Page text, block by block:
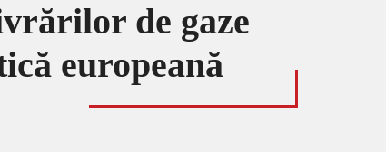
de gaze
europeană